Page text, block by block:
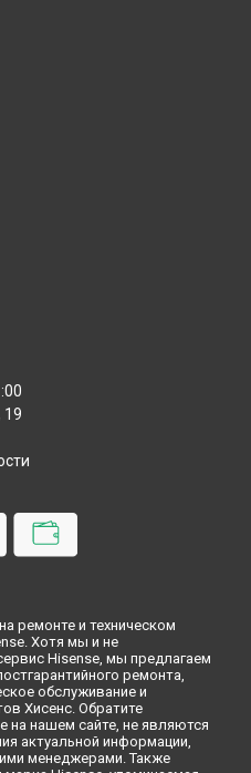
телевизора
телевизора
телевизора
телевизора
телевизора
телевизора
телевизора
телевизора
телевизора
телевизора
телевизора
телевизора
телевизора
телевизора
телевизора
19
ремонте и техническом
Хотя мы и не
Hisense, мы предлагаем
ремонта,
обслуживание и
Хисенс. Обратите
на нашем сайте, не являются
актуальной информации,
менеджерами. Также